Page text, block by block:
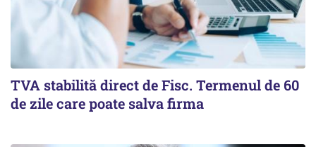
TVA stabilită direct de Fisc. Termenul de 60
de zile care poate salva firma